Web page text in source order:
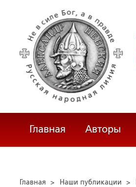
Главная Авторы
Главная > Наши публикации >